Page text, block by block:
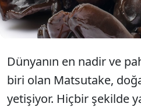
Dünyanın en nadir ve
biri olan Matsutake,
yetişiyor. Hiçbir şekilde